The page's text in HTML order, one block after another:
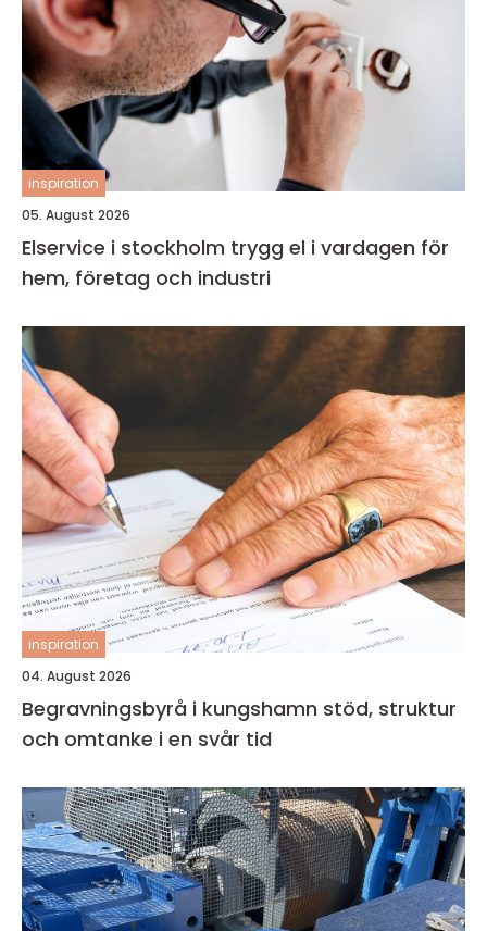
inspiration
05. August 2026
Elservice i stockholm trygg el i vardagen för
hem, företag och industri
inspiration
04. August 2026
Begravningsbyrå i kungshamn stöd, struktur
och omtanke i en svår tid